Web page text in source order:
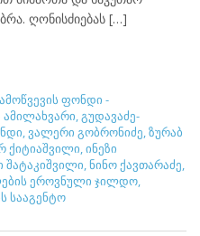
ღონისძიებას […]
ფონდი -
გუდავაძე-
ვალერი გობრონიძე ზურაბ
ქიტიაშვილი ინეზი
შატაკიშვილი ნინო ქავთარაძე
ეროვნული ჯილდო
სააგენტო